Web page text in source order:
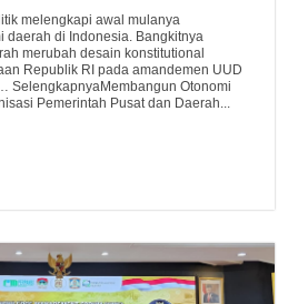
melengkapi awal mulanya
daerah di Indonesia. Bangkitnya
merubah desain konstitutional
Republik RI pada amandemen UUD
SelengkapnyaMembangun Otonomi
Pemerintah Pusat dan Daerah...